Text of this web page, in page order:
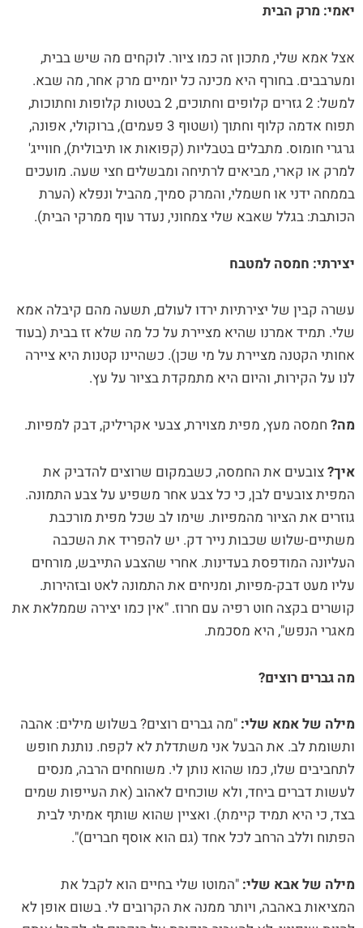
יאמי: מרק הבית
אצל אמא שלי, מתכון זה כמו ציור. לוקחים מה שיש בבית,
ומערבבים. בחורף היא מכינה כל יומיים מרק אחר, מה שבא.
למשל: 2 גזרים קלופים וחתוכים, 2 בטטות קלופות וחתוכות,
תפוח אדמה קלוף וחתוך (ושטוף 3 פעמים), ברוקולי, אפונה,
גרגרי חומוס. מתבלים בטבליות (קפואות או תיבולית), חווייג'
למרק או קארי, מביאים לרתיחה ומבשלים חצי שעה. מועכים
בממחה ידני או חשמלי, והמרק סמיך, מהביל ונפלא (הערת
הכותבת: בגלל שאבא שלי צמחוני, נעדר עוף ממרקי הבית).
יצירתי: חמסה למטבח
עשרה קבין של יצירתיות ירדו לעולם, תשעה מהם קיבלה אמא
שלי. תמיד אמרנו שהיא מציירת על כל מה שלא זז בבית (בעוד
אחותי הקטנה מציירת על מי שכן). כשהיינו קטנות היא ציירה
לנו על הקירות, והיום היא מתמקדת בציור על עץ.
מה? חמסה מעץ, מפית מצוירת, צבעי אקריליק, דבק למפיות.
איך?צובעים את החמסה, כשבמקום שרוצים להדביק את
המפית צובעים לבן, כי כל צבע אחר משפיע על צבע התמונה.
גוזרים את הציור מהמפיות. שימו לב שכל מפית מורכבת
משתיים-שלוש שכבות נייר דק. יש להפריד את השכבה
העליונה המודפסת בעדינות. אחרי שהצבע התייבש, מורחים
עליו מעט דבק-מפיות, ומניחים את התמונה לאט ובזהירות.
קושרים בקצה חוט רפיה עם חרוז. "אין כמו יצירה שממלאת את
מאגרי הנפש", היא מסכמת.
מה גברים רוצים?
מילה של אמא שלי: "מה גברים רוצים? בשלוש מילים: אהבה
ותשומת לב. את הבעל אני משתדלת לא לקפח. נותנת חופש
לתחביבים שלו, כמו שהוא נותן לי. משוחחים הרבה, מנסים
לעשות דברים ביחד, ולא שוכחים לאהוב (את העייפות שמים
בצד, כי היא תמיד קיימת). ואציין שהוא שותף אמיתי לבית
הפתוח וללב הרחב לכל אחד (גם הוא אוסף חברים)".
מילה של אבא שלי: "המוטו שלי בחיים הוא לקבל את
המציאות באהבה, ויותר ממנה את הקרובים לי. בשום אופן לא